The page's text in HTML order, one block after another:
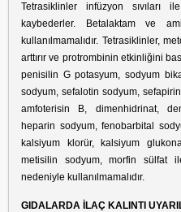
Tetrasiklinler infüzyon sıvıları
kaybederler. Betalaktam ve
kullanılmamalıdır. Tetrasiklinler,
arttırır ve protrombinin etkinliğini
penisilin G potasyum, sodyum
sodyum, sefalotin sodyum,
amfoterisin B, dimenhidrinat,
heparin sodyum, fenobarbital
kalsiyum klorür, kalsiyum
metisilin sodyum, morfin sülfat
nedeniyle kullanılmamalıdır.
GIDALARDA İLAÇ KALINTI